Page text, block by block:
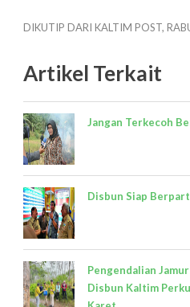
DIKUTIP DARI KALTIM POST,
Artikel Terkait
Jangan Terkecoh
Disbun Siap
Pengendalian
Disbun Kaltim